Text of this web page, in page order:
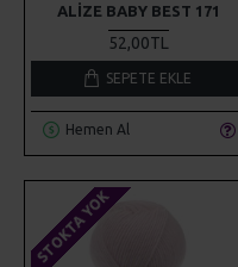
ALIZE BABY BEST 171
52,00TL
SEPETE EKLE
Hemen Al
STOKTA YOK